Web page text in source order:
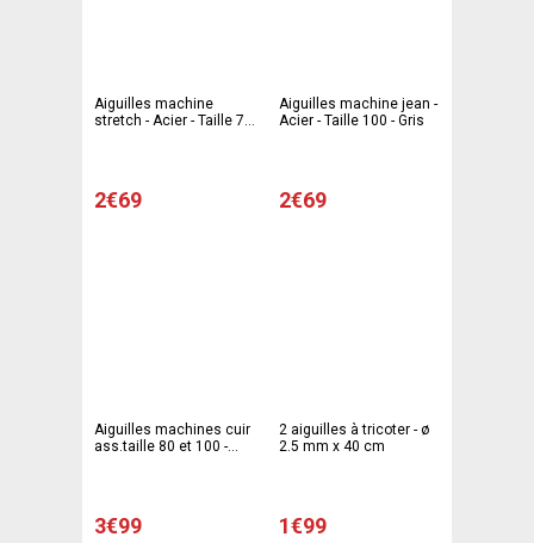
Aiguilles machine
stretch - Acier - Taille 75
2€69
Aiguilles machine jean -
Acier - Taille 100 - Gris
2€69
Aiguilles machines cuir
ass.taille 80 et 100 -
3€99
2 aiguilles à tricoter - ø
2.5 mm x 40 cm
1€99